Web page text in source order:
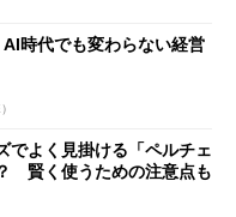
AI時代でも変わらない経営
でよく見掛ける「ペルチェ
賢く使うための注意点も